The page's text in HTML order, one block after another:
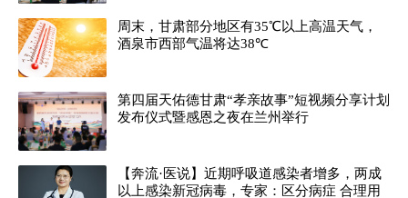
甘肃农业大学副校长马国军，甘肃省农业农村
厅农机化管理处处长刘文武，甘肃省农业机械化技
术推广总站党委书记、站长孟养荣等领导，样机制
造企业、项目专家组、项目县（区）农机中心主任
和应用主体负责人共130余人参加。活动现场，甘
周末，甘肃部分地区有35℃以上高温天气，
酒泉市西部气温将达38℃
第四届天佑德甘肃“孝亲故事”短视频分享计划
发布仪式暨感恩之夜在兰州举行
【奔流·医说】近期呼吸道感染者增多，两成
以上感染新冠病毒，专家：区分病症 合理用